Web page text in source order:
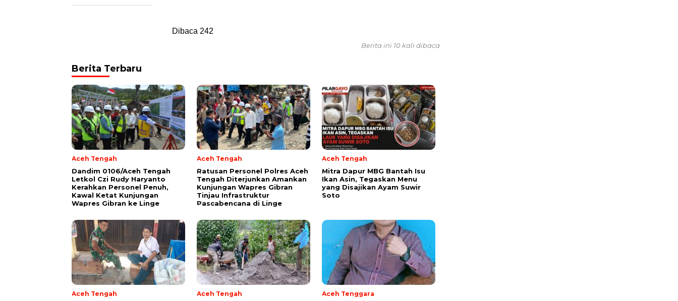
Dibaca 242
Berita ini 10 kali dibaca
Berita Terbaru
Aceh Tengah
Dandim 0106/Aceh Tengah
Letkol Czi Rudy Haryanto
Kerahkan Personel Penuh,
Kawal Ketat Kunjungan
Wapres Gibran ke Linge
Aceh Tengah
Ratusan Personel Polres Aceh
Tengah Diterjunkan Amankan
Kunjungan Wapres Gibran
Tinjau Infrastruktur
Pascabencana di Linge
Aceh Tengah
‎Mitra Dapur MBG Bantah Isu
Ikan Asin, Tegaskan Menu
yang Disajikan Ayam Suwir
Soto
Aceh Tengah Aceh Tengah Aceh Tenggara